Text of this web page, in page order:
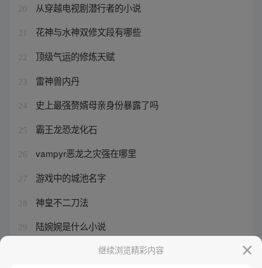
20 从穿越电视剧潜行者的小说
21 花神与水神双修文段有哪些
22 顶级气运的修炼天赋
23 雷神兽内丹
24 史上最强赘婿母亲身份暴露了吗
25 霸王龙恐龙化石
26 vampyr恶龙之灾强在哪里
27 游戏中的城池名字
28 神皇不二刀法
29 陆婉婉是什么小说
国运婚配游戏我选择神里绫华
继续浏览精彩内容